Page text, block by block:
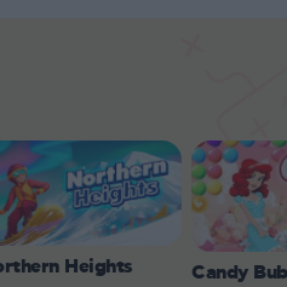
Heights Candy